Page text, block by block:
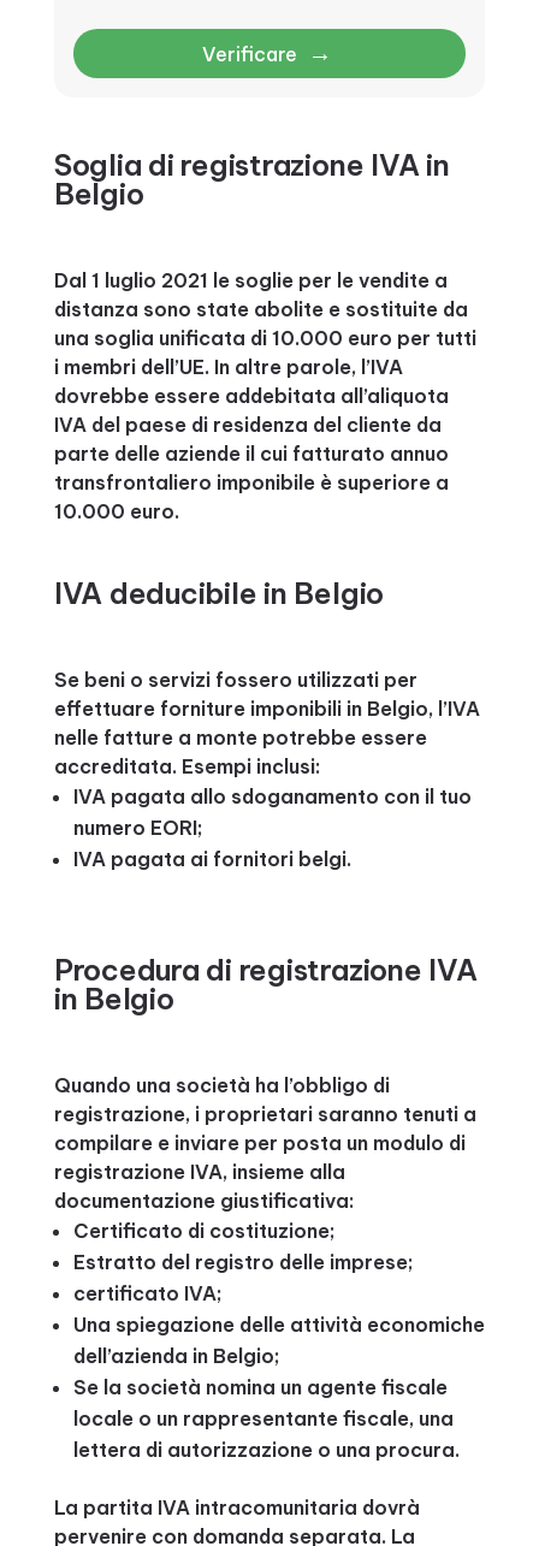
Verificare →
Soglia di registrazione IVA in
Belgio
Dal 1 luglio 2021 le soglie per le vendite a
distanza sono state abolite e sostituite da
una soglia unificata di 10.000 euro per tutti
i membri dell’UE. In altre parole, l’IVA
dovrebbe essere addebitata all’aliquota
IVA del paese di residenza del cliente da
parte delle aziende il cui fatturato annuo
transfrontaliero imponibile è superiore a
10.000 euro.
IVA deducibile in Belgio
Se beni o servizi fossero utilizzati per
effettuare forniture imponibili in Belgio, l’IVA
nelle fatture a monte potrebbe essere
accreditata. Esempi inclusi:
IVA pagata allo sdoganamento con il tuo
numero EORI;
IVA pagata ai fornitori belgi.
Procedura di registrazione IVA
in Belgio
Quando una società ha l’obbligo di
registrazione, i proprietari saranno tenuti a
compilare e inviare per posta un modulo di
registrazione IVA, insieme alla
documentazione giustificativa:
Certificato di costituzione;
Estratto del registro delle imprese;
certificato IVA;
Una spiegazione delle attività economiche
dell’azienda in Belgio;
Se la società nomina un agente fiscale
locale o un rappresentante fiscale, una
lettera di autorizzazione o una procura.
La partita IVA intracomunitaria dovrà
pervenire con domanda separata. La